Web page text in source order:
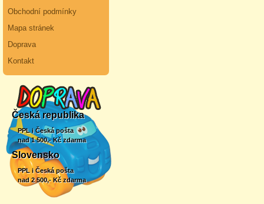
Obchodní podmínky
Mapa stránek
Doprava
Kontakt
Česká republika
PPL i Česká pošta
nad 1 500,- Kč zdarma
Slovensko
PPL i Česká pošta
nad 2 500,- Kč zdarma